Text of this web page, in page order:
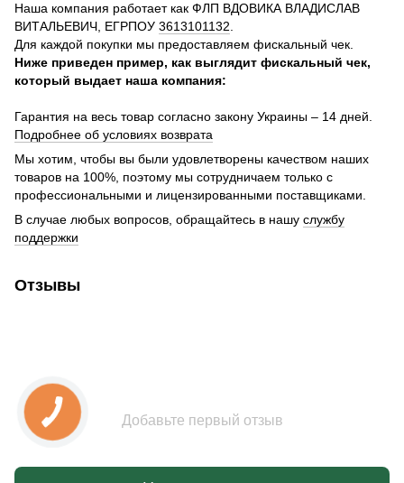
Наша компания работает как ФЛП ВДОВИКА ВЛАДИСЛАВ
ВИТАЛЬЕВИЧ, ЕГРПОУ 3613101132
Для каждой покупки мы предоставляем фискальный чек.
Ниже приведен пример, как выглядит фискальный чек,
который выдает наша компания:
Гарантия на весь товар согласно закону Украины – 14 дней.
Подробнее об условиях возврата
Мы хотим, чтобы вы были удовлетворены качеством наших
товаров на 100%, поэтому мы сотрудничаем только с
профессиональными и лицензированными поставщиками.
В случае любых вопросов, обращайтесь в нашу службу
поддержки
Отзывы
Добавьте первый отзыв